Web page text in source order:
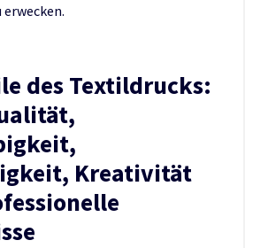
erwecken.
des Textildrucks:
Kreativität